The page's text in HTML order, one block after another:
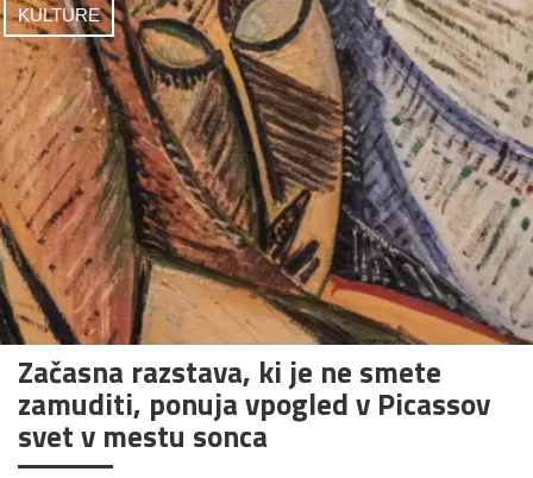
KULTURE
Začasna razstava, ki je ne smete
zamuditi, ponuja vpogled v Picassov
svet v mestu sonca